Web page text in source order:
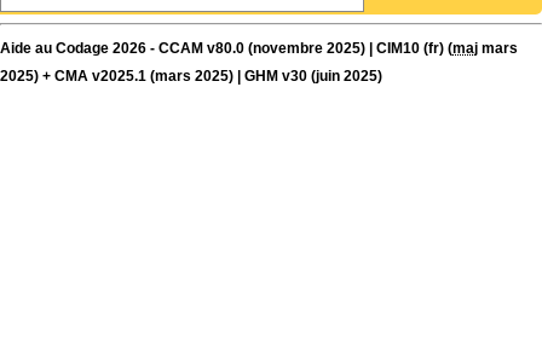
Aide au Codage 2026 - CCAM v80.0 (novembre 2025) | CIM10 (fr) (maj mars
2025) + CMA v2025.1 (mars 2025) | GHM v30 (juin 2025)